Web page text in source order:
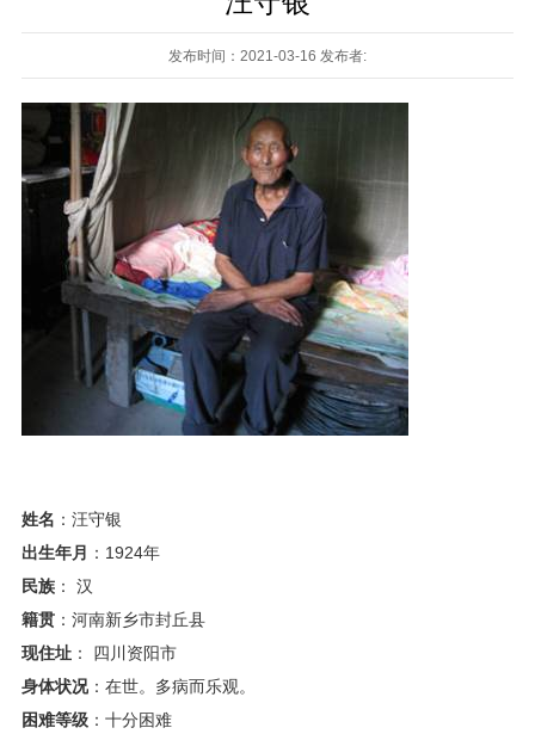
发布时间：2021-03-16 发布者:
姓名 ：汪守银
出生年月
：1924年
民族： 汉
籍贯：河南新乡市封丘县
现住址： 四川资阳市
身体状况：在世。多病而乐观。
困难等级：十分困难